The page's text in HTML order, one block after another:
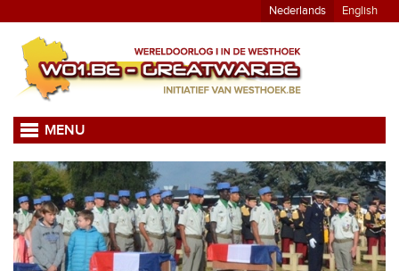
Nederlands English
MENU